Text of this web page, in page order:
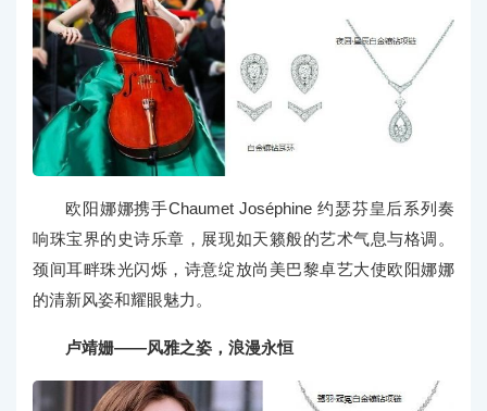
欧阳娜娜携手Chaumet Joséphine 约瑟芬皇后系列奏
响珠宝界的史诗乐章，展现如天籁般的艺术气息与格调。
颈间耳畔珠光闪烁，诗意绽放尚美巴黎卓艺大使欧阳娜娜
的清新风姿和耀眼魅力。
卢靖姗——风雅之姿，浪漫永恒